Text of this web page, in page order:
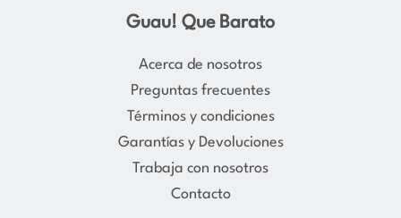
s
t
a
r
a
m
c
e
b
o
k
Guau! Que Barato
Acerca de nosotros
Preguntas frecuentes
Términos y condiciones
Garantías y Devoluciones
Trabaja con nosotros
Contacto